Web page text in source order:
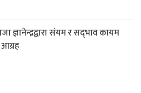
ज्ञानेन्द्रद्वारा संयम र सद्‌भाव कायम
आग्रह